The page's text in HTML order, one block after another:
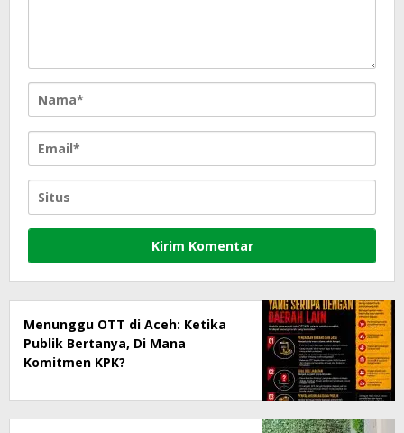
Menunggu OTT di Aceh: Ketika
Publik Bertanya, Di Mana
Komitmen KPK?